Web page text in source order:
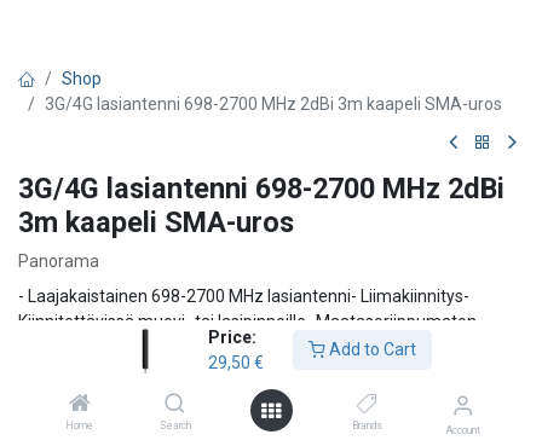
Price:
29,50 €
Add to Cart
Home Search Brands Account
Shop
3G/4G lasiantenni 698-2700 MHz 2dBi 3m kaapeli SMA-uros
3G/4G lasiantenni 698-2700 MHz 2dBi
3m kaapeli SMA-uros
Panorama
- Laajakaistainen 698-2700 MHz lasiantenni- Liimakiinnitys-
Kiinnitettävissä muovi- tai lasipinnoille- Maatasoriippumaton-
Antenni on valmistettu vedenpitäväksi joten se soveltuu
asennettavaksi kosteisiin tiloihinTaajuusalue: 698-2700
MHzVahvistus
29,50€